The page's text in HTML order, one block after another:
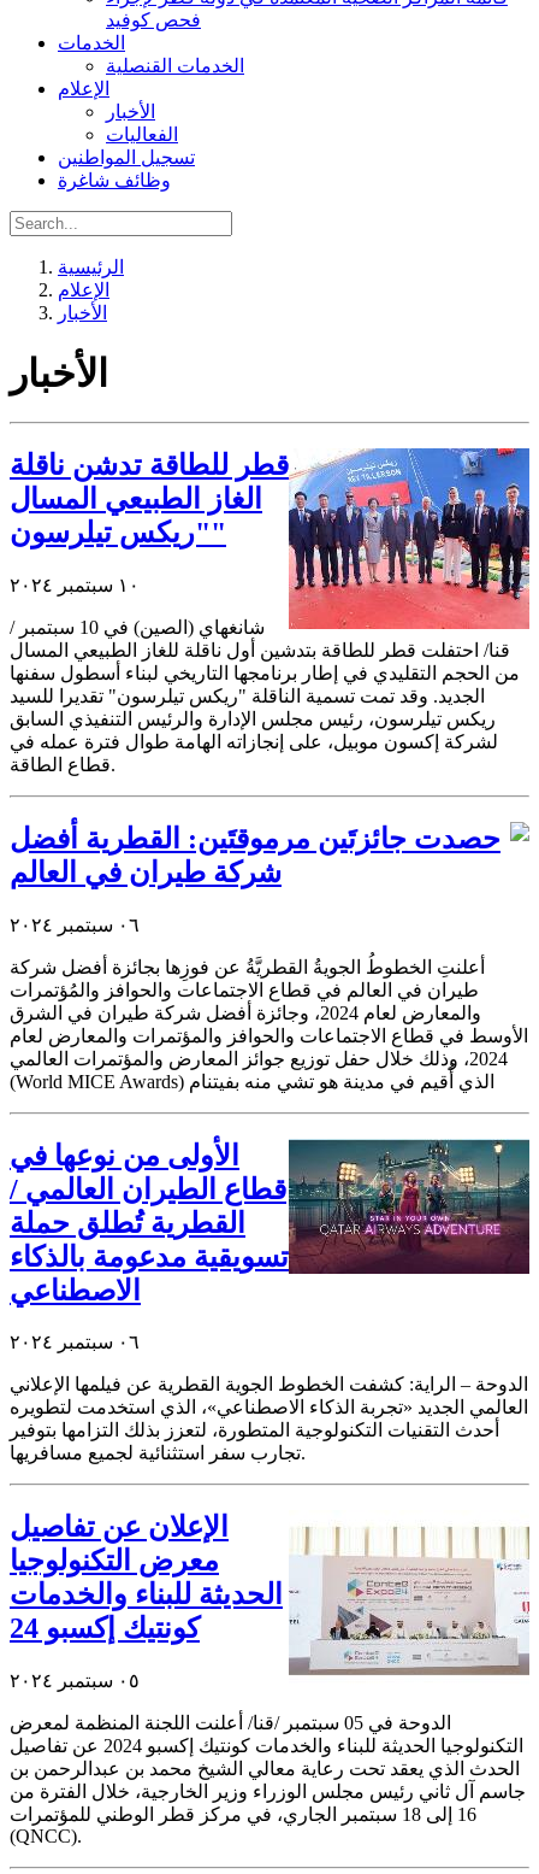
فحص كوفيد
الخدمات
الخدمات القنصلية
الإعلام
الأخبار
الفعاليات
تسجيل المواطنين
وظائف شاغرة
الرئيسية
الإعلام
الأخبار
الأخبار
قطر للطاقة تدشن ناقلة
الغاز الطبيعي المسال
"ريكس تيلرسون"
١٠ سبتمبر ٢٠٢٤
شانغهاي (الصين) في 10 سبتمبر /
قنا/ احتفلت قطر للطاقة بتدشين أول ناقلة للغاز الطبيعي المسال
من الحجم التقليدي في إطار برنامجها التاريخي لبناء أسطول سفنها
الجديد. وقد تمت تسمية الناقلة "ريكس تيلرسون" تقديرا للسيد
ريكس تيلرسون، رئيس مجلس الإدارة والرئيس التنفيذي السابق
لشركة إكسون موبيل، على إنجازاته الهامة طوال فترة عمله في
قطاع الطاقة.
حصدت جائزتَين مرموقتَين: القطرية أفضل
شركة طيران في العالم
٠٦ سبتمبر ٢٠٢٤
أعلنتِ الخطوطُ الجويةُ القطريَّةُ عن فوزِها بجائزة أفضل شركة
طيران في العالم في قطاع الاجتماعات والحوافز والمُؤتمرات
والمعارض لعام 2024، وجائزة أفضل شركة طيران في الشرق
الأوسط في قطاع الاجتماعات والحوافز والمؤتمرات والمعارض لعام
2024، وذلك خلال حفل توزيع جوائز المعارض والمؤتمرات العالمي
(World MICE Awards) الذي أُقيم في مدينة هو تشي منه بفيتنام
الأولى من نوعها في
قطاع الطيران العالمي /
القطرية تُطلق حملة
تسويقية مدعومة بالذكاء
الاصطناعي
٠٦ سبتمبر ٢٠٢٤
الدوحة – الراية: كشفت الخطوط الجوية القطرية عن فيلمها الإعلاني
العالمي الجديد «تجربة الذكاء الاصطناعي»، الذي استخدمت لتطويره
أحدث التقنيات التكنولوجية المتطورة، لتعزز بذلك التزامها بتوفير
تجارب سفر استثنائية لجميع مسافريها.
الإعلان عن تفاصيل
معرض التكنولوجيا
الحديثة للبناء والخدمات
كونتيك إكسبو 24
٠٥ سبتمبر ٢٠٢٤
الدوحة في 05 سبتمبر /قنا/ أعلنت اللجنة المنظمة لمعرض
التكنولوجيا الحديثة للبناء والخدمات كونتيك إكسبو 2024 عن تفاصيل
الحدث الذي يعقد تحت رعاية معالي الشيخ محمد بن عبدالرحمن بن
جاسم آل ثاني رئيس مجلس الوزراء وزير الخارجية، خلال الفترة من
16 إلى 18 سبتمبر الجاري، في مركز قطر الوطني للمؤتمرات
(QNCC).